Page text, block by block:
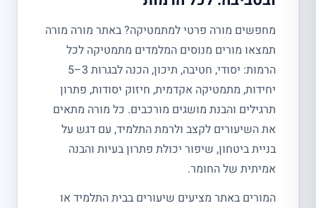
מחפשים מורה פרטי למתמטיקה? באתר מורה מורה
תמצאו מורים מנוסים המלמדים מתמטיקה לכל
הרמות: יסודי, חטיבה, תיכון, הכנה לבגרות 3–5
יחידות, מתמטיקה אקדמית, חיזוק יסודות, פתרון
תרגילים והבנת מושגים מורכבים. כל מורה מתאים
את השיעורים לקצב ולרמת התלמיד, עם דגש על
בניית ביטחון, שיפור יכולת פתרון בעיות והבנה
אמיתית של החומר.
המורים באתר מציעים שיעורים בבית התלמיד או